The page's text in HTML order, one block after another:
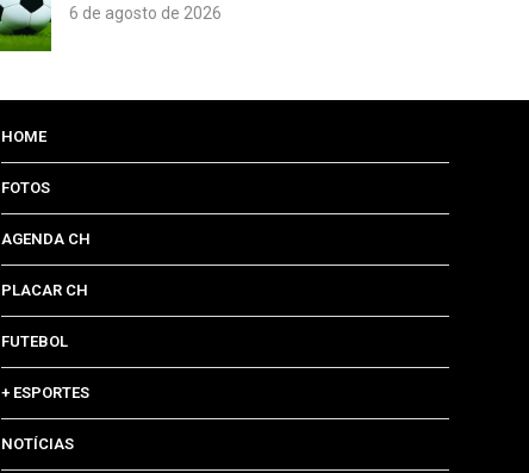
6 de agosto de 2026
HOME
FOTOS
AGENDA CH
PLACAR CH
FUTEBOL
+ ESPORTES
NOTÍCIAS